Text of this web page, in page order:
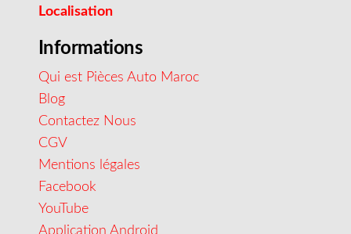
Localisation
Informations
Qui est Pièces Auto Maroc
Blog
Contactez Nous
CGV
Mentions légales
Facebook
YouTube
Application Android